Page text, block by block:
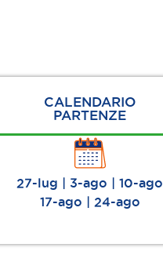
CALENDARIO
PARTENZE
27-lug | 3-ago | 10-ago
17-ago | 24-ago